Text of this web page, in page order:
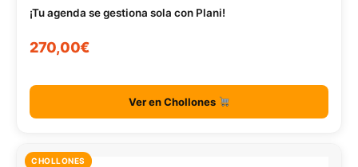
¡Tu agenda se gestiona sola con Plani!
270,00€
Ver en Chollones
CHOLLONES